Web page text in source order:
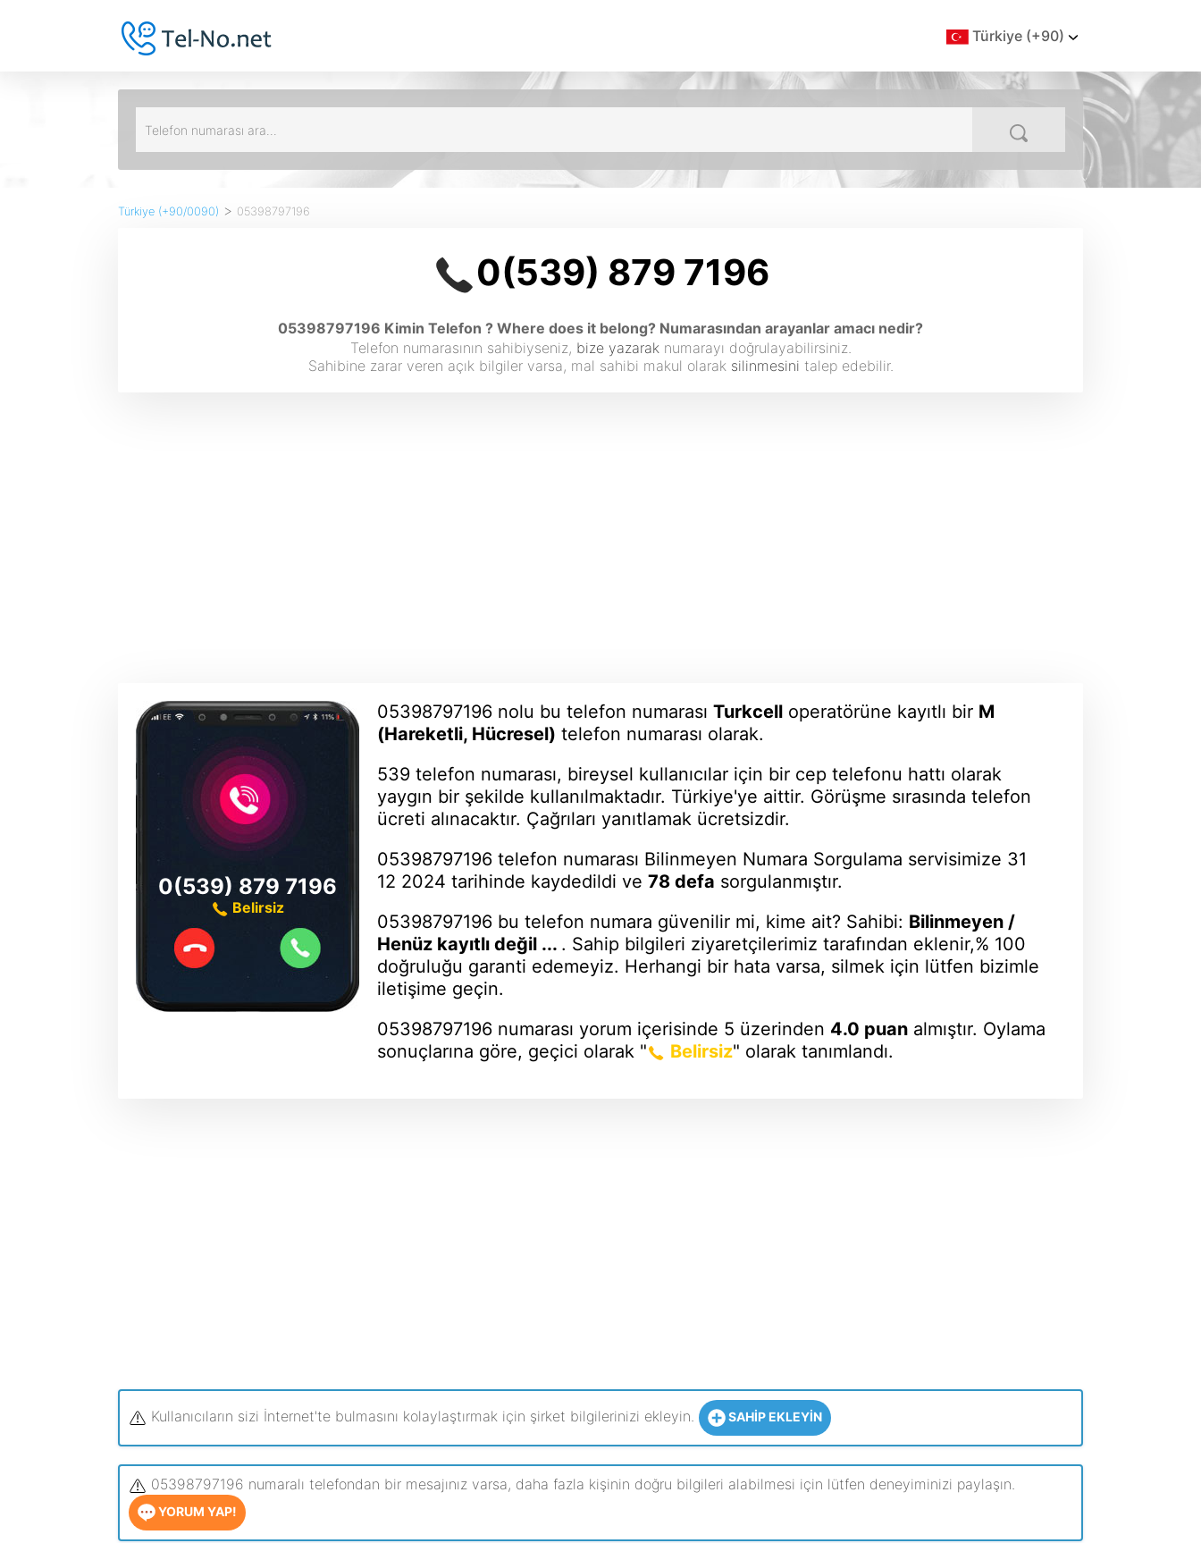
Türkiye (+90)
Türkiye (+90/0090) > 05398797196
0(539) 879 7196
05398797196 Kimin Telefon ? Where does it belong? Numarasından arayanlar amacı nedir?
Telefon numarasının sahibiyseniz, bize yazaraknumarayı doğrulayabilirsiniz.
Sahibine zarar veren açık bilgiler varsa, mal sahibi makul olarak silinmesini talep edebilir.
0(539) 879 7196
Belirsiz
05398797196 nolu bu telefon numarasıTurkcell operatörüne kayıtlı bir M
(Hareketli, Hücresel) telefon numarası olarak.
539 telefon numarası, bireysel kullanıcılar için bir cep telefonu hattı olarak
yaygın bir şekilde kullanılmaktadır. Türkiye'ye aittir. Görüşme sırasında telefon
ücreti alınacaktır. Çağrıları yanıtlamak ücretsizdir.
05398797196 telefon numarası Bilinmeyen Numara Sorgulama servisimize 31
12 2024 tarihinde kaydedildi ve78 defa sorgulanmıştır.
05398797196 bu telefon numara güvenilir mi, kime ait? Sahibi: Bilinmeyen /
Henüz kayıtlı değil ... . Sahip bilgileri ziyaretçilerimiz tarafından eklenir,% 100
doğruluğu garanti edemeyiz. Herhangi bir hata varsa, silmek için lütfen bizimle
iletişime geçin.
05398797196 numarasıyorum içerisinde 5 üzerinden 4.0 puan almıştır. Oylama
sonuçlarına göre, geçici olarak "
Belirsiz" olarak tanımlandı.
Kullanıcıların sizi İnternet'te bulmasını kolaylaştırmak için şirket bilgilerinizi ekleyin. SAHIP EKLEYIN
05398797196 numaralı telefondan bir mesajınız varsa, daha fazla kişinin doğru bilgileri alabilmesi için lütfen deneyiminizi paylaşın.
YORUM YAP!